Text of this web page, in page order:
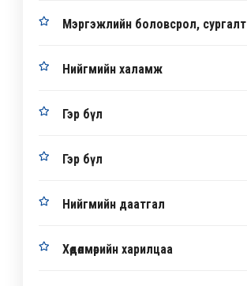
Мэргэжлийн боловсрол, сургалт
Нийгмийн халамж
Гэр бүл
Гэр бүл
Нийгмийн даатгал
Хөдөлмөрийн харилцаа